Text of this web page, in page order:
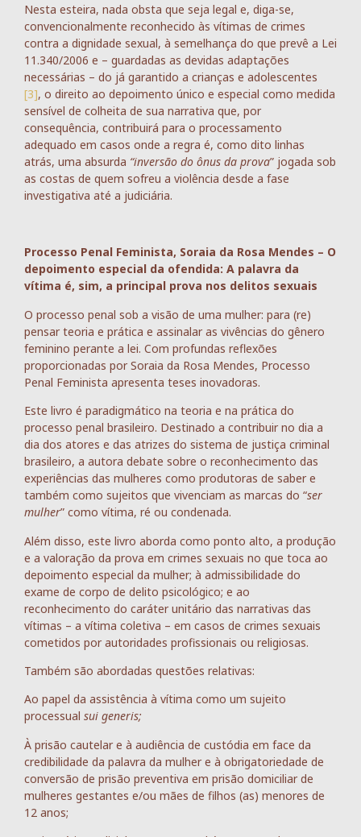
Nesta esteira, nada obsta que seja legal e, diga-se,
convencionalmente reconhecido às vítimas de crimes
contra a dignidade sexual, à semelhança do que prevê a Lei
11.340/2006 e – guardadas as devidas adaptações
necessárias – do já garantido a crianças e adolescentes
[3], o direito ao depoimento único e especial como medida
sensível de colheita de sua narrativa que, por
consequência, contribuirá para o processamento
adequado em casos onde a regra é, como dito linhas
atrás, uma absurda “inversão do ônus da prova” jogada sob
as costas de quem sofreu a violência desde a fase
investigativa até a judiciária.
Processo Penal Feminista, Soraia da Rosa Mendes – O
depoimento especial da ofendida: A palavra da
vítima é, sim, a principal prova nos delitos sexuais
O processo penal sob a visão de uma mulher: para (re)
pensar teoria e prática e assinalar as vivências do gênero
feminino perante a lei. Com profundas reflexões
proporcionadas por Soraia da Rosa Mendes, Processo
Penal Feminista apresenta teses inovadoras.
Este livro é paradigmático na teoria e na prática do
processo penal brasileiro. Destinado a contribuir no dia a
dia dos atores e das atrizes do sistema de justiça criminal
brasileiro, a autora debate sobre o reconhecimento das
experiências das mulheres como produtoras de saber e
também como sujeitos que vivenciam as marcas do “ser
mulher” como vítima, ré ou condenada.
Além disso, este livro aborda como ponto alto, a produção
e a valoração da prova em crimes sexuais no que toca ao
depoimento especial da mulher; à admissibilidade do
exame de corpo de delito psicológico; e ao
reconhecimento do caráter unitário das narrativas das
vítimas – a vítima coletiva – em casos de crimes sexuais
cometidos por autoridades profissionais ou religiosas.
Também são abordadas questões relativas:
Ao papel da assistência à vítima como um sujeito
processual sui generis;
À prisão cautelar e à audiência de custódia em face da
credibilidade da palavra da mulher e à obrigatoriedade de
conversão de prisão preventiva em prisão domiciliar de
mulheres gestantes e/ou mães de filhos (as) menores de
12 anos;